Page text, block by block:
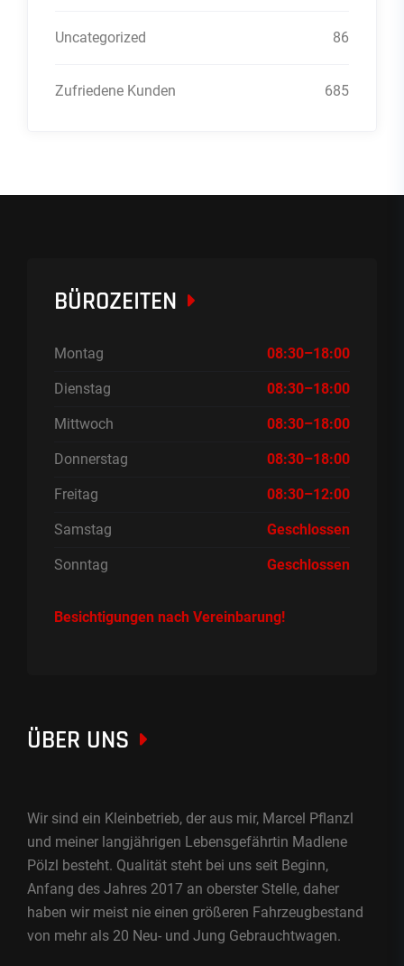
Uncategorized 86
Zufriedene Kunden 685
BÜROZEITEN
Montag 08:30–18:00
Dienstag 08:30–18:00
Mittwoch 08:30–18:00
Donnerstag 08:30–18:00
Freitag 08:30–12:00
Samstag Geschlossen
Sonntag Geschlossen
Besichtigungen nach Vereinbarung!
ÜBER UNS
Wir sind ein Kleinbetrieb, der aus mir, Marcel Pflanzl
und meiner langjährigen Lebensgefährtin Madlene
Pölzl besteht. Qualität steht bei uns seit Beginn,
Anfang des Jahres 2017 an oberster Stelle, daher
haben wir meist nie einen größeren Fahrzeugbestand
von mehr als 20 Neu- und Jung Gebrauchtwagen.